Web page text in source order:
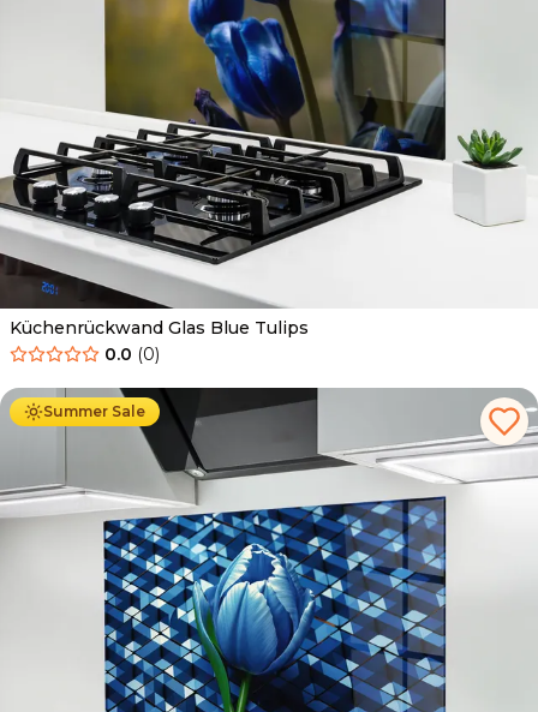
Küchenrückwand Glas Blue Tulips
0.0 (0)
Summer Sale
Ab 69.90 € 34.90